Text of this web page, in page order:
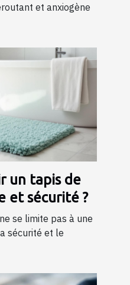
et anxiogène
un tapis de
et sécurité ?
se limite pas à une
sécurité et le